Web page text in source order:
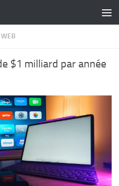
WEB
$1 milliard par année